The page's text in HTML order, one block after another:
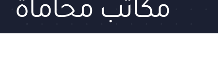
مميزات برنامج المحاماة
مكاتب محاماة